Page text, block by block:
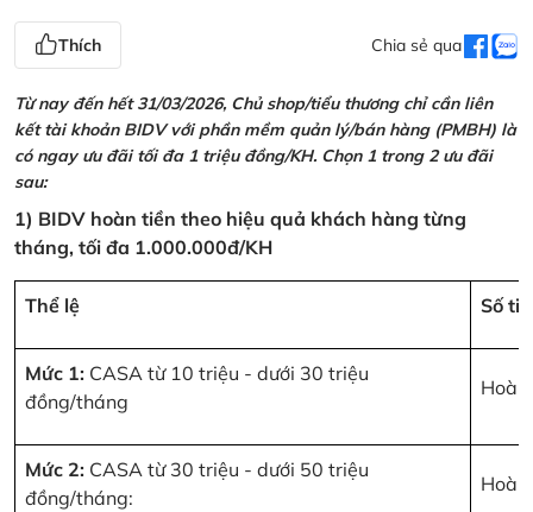
Thích Chia sẻ qua
Từ nay đến hết 31/03/2026, Chủ shop/tiểu thương chỉ cần liên
kết tài khoản BIDV với phần mềm quản lý/bán hàng (PMBH) là
có ngay ưu đãi tối đa 1 triệu đồng/KH. Chọn 1 trong 2 ưu đãi
sau:
1) BIDV hoàn tiền theo hiệu quả khách hàng từng
tháng, tối đa 1.000.000đ/KH
Thể lệ Số
Mức 1: CASA từ 10 triệu - dưới 30 triệu
đồng/tháng
Mức 2: CASA từ 30 triệu - dưới 50 triệu
đồng/tháng: